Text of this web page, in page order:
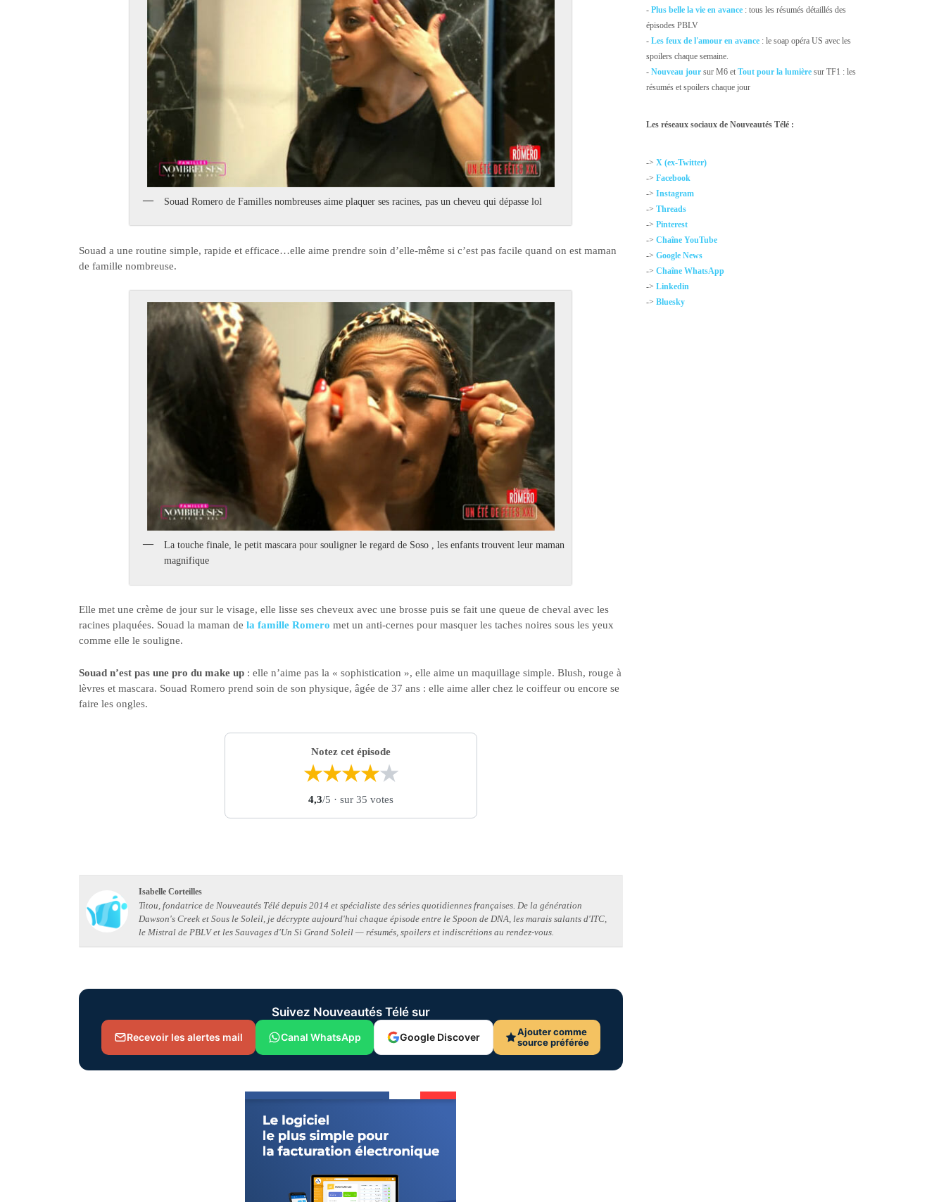
Souad Romero de Familles nombreuses aime plaquer ses racines, pas un cheveu qui dépasse lol
Souad a une routine simple, rapide et efficace…elle aime prendre soin d’elle-même si c’est pas facile quand on est maman
de famille nombreuse.
La touche finale, le petit mascara pour souligner le regard de Soso , les enfants trouvent leur maman
magnifique
Elle met une crème de jour sur le visage, elle lisse ses cheveux avec une brosse puis se fait une queue de cheval avec les
racines plaquées. Souad la maman de la famille Romero met un anti-cernes pour masquer les taches noires sous les yeux
comme elle le souligne.
Souad n’est pas une pro du make up : elle n’aime pas la « sophistication », elle aime un maquillage simple. Blush, rouge à
lèvres et mascara. Souad Romero prend soin de son physique, âgée de 37 ans : elle aime aller chez le coiffeur ou encore se
faire les ongles.
Notez cet épisode
★★★★★
4,3/5 · sur 35 votes
Isabelle Corteilles
Titou, fondatrice de Nouveautés Télé depuis 2014 et spécialiste des séries quotidiennes françaises. De la génération
Dawson's Creek et Sous le Soleil, je décrypte aujourd'hui chaque épisode entre le Spoon de DNA, les marais salants d'ITC,
le Mistral de PBLV et les Sauvages d'Un Si Grand Soleil — résumés, spoilers et indiscrétions au rendez-vous.
Suivez Nouveautés Télé sur
Recevoir les alertes mail Canal WhatsApp Google Discover
Ajouter comme
source préférée
- Plus belle la vie en avance : tous les résumés détaillés des
épisodes PBLV
-Les feux de l'amour en avance : le soap opéra US avec les
spoilers chaque semaine.
-Nouveau jour sur M6 etTout pour la lumière sur TF1 : les
résumés et spoilers chaque jour
Les réseaux sociaux de Nouveautés Télé :
->X (ex-Twitter)
->Facebook
->Instagram
->Threads
->Pinterest
->Chaîne YouTube
->Google News
->Chaîne WhatsApp
->Linkedin
->Bluesky